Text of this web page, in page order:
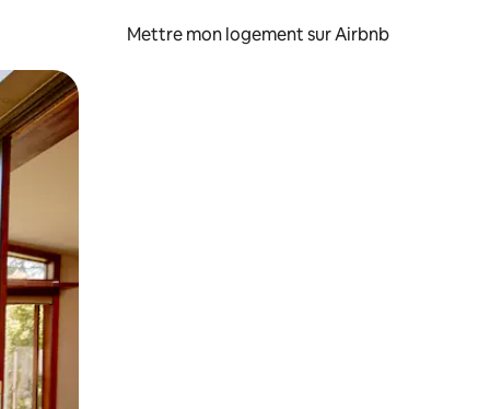
Mettre mon logement sur Airbnb